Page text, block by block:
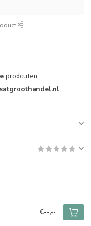
prodcuten
€--,--